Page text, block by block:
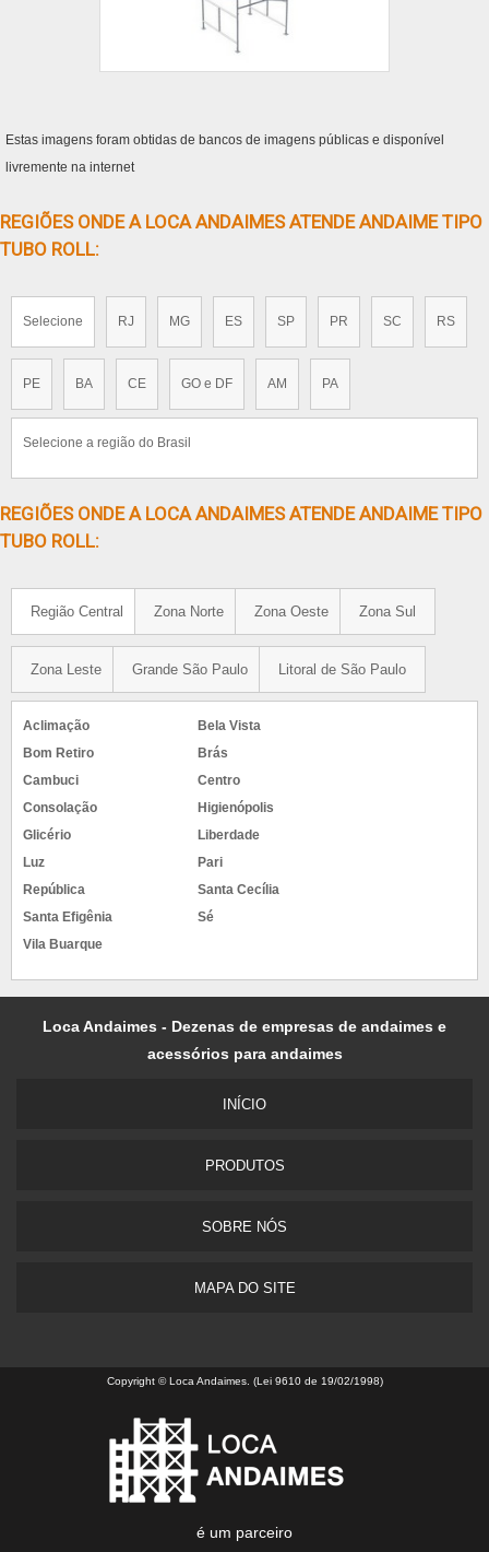
Estas imagens foram obtidas de bancos de imagens públicas e disponível
livremente na internet
REGIÕES ONDE A LOCA ANDAIMES ATENDE ANDAIME TIPO
TUBO ROLL:
Selecione RJ MG ES SP PR SC RS
PE BA CE GO e DF AM PA
Selecione a região do Brasil
REGIÕES ONDE A LOCA ANDAIMES ATENDE ANDAIME TIPO
TUBO ROLL:
Região Central Zona Norte Zona Oeste Zona Sul
Zona Leste Grande São Paulo Litoral de São Paulo
Aclimação
Bela Vista
Bom Retiro
Brás
Cambuci
Centro
Consolação
Higienópolis
Glicério
Liberdade
Luz
Pari
República
Santa Cecília
Santa Efigênia
Sé
Vila Buarque
Loca Andaimes - Dezenas de empresas de andaimes e
acessórios para andaimes
INÍCIO
PRODUTOS
SOBRE NÓS
MAPA DO SITE
Copyright © Loca Andaimes. (Lei 9610 de 19/02/1998)
é um parceiro